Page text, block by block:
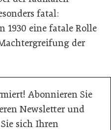
fatal:
1930 eine fatale Rolle
der
Abonnieren Sie
Newsletter und
sich Ihren